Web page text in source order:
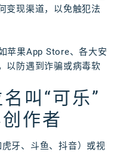
变现渠道，以免触犯法
苹果App Store、各大安
以防遇到诈骗或病毒软
叫“可乐”
作者
牙、斗鱼、抖音）或视